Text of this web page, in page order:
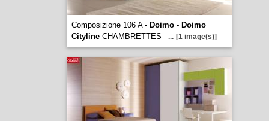
Composizione 106 A - Doimo - Doimo
CitylineCHAMBRETTES ... [1 image(s)]